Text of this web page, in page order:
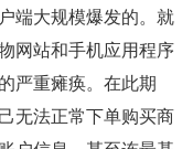
大规模爆发的。就
网站和手机应用程序
严重瘫痪。在此期
无法正常下单购买商